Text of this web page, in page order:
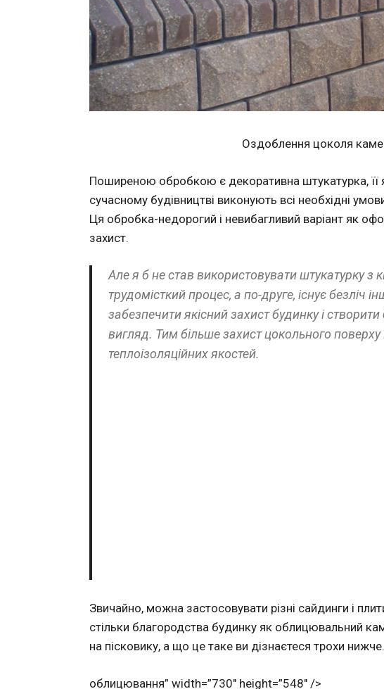
Оздоблення цоколя
Поширеною обробкою є декоративна штукатурка, її
сучасному будівництві виконують всі необхідні
Ця обробка-недорогий і невибагливий варіант як
захист.
Але я б не став використовувати штукатурку з
трудомісткий процес, а по-друге, існує безліч
забезпечити якісний захист будинку і
вигляд. Тим більше захист цокольного поверху
теплоізоляційних якостей.
Звичайно, можна застосовувати різні сайдинги і
стільки благородства будинку як облицювальний
на пісковику, а що це таке ви дізнаєтеся трохи нижче.
облицювання” width=”730″ height=”548″ />